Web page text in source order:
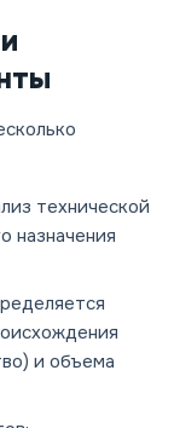
технической
назначения
и объема